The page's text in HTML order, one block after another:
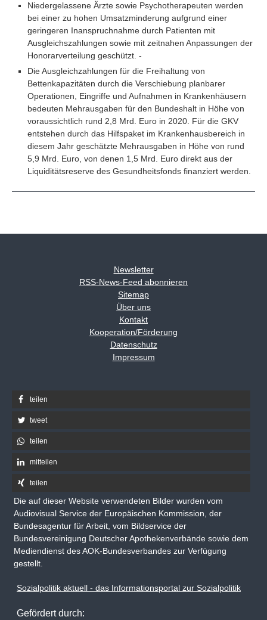
Niedergelassene Ärzte sowie Psychotherapeuten werden
bei einer zu hohen Umsatzminderung aufgrund einer
geringeren Inanspruchnahme durch Patienten mit
Ausgleichszahlungen sowie mit zeitnahen Anpassungen der
Honorarverteilung geschützt. -
Die Ausgleichzahlungen für die Freihaltung von
Bettenkapazitäten durch die Verschiebung planbarer
Operationen, Eingriffe und Aufnahmen in Krankenhäusern
bedeuten Mehrausgaben für den Bundeshalt in Höhe von
voraussichtlich rund 2,8 Mrd. Euro in 2020. Für die GKV
entstehen durch das Hilfspaket im Krankenhausbereich in
diesem Jahr geschätzte Mehrausgaben in Höhe von rund
5,9 Mrd. Euro, von denen 1,5 Mrd. Euro direkt aus der
Liquiditätsreserve des Gesundheitsfonds finanziert werden.
Newsletter
RSS-News-Feed abonnieren
Sitemap
Über uns
Kontakt
Kooperation/Förderung
Datenschutz
Impressum
teilen
tweet
teilen
mitteilen
teilen
Die auf dieser Website verwendeten Bilder wurden vom
Audiovisual Service der Europäischen Kommission, der
Bundesagentur für Arbeit, vom Bildservice der
Bundesvereinigung Deutscher Apothekenverbände sowie dem
Mediendienst des AOK-Bundesverbandes zur Verfügung
gestellt.
Sozialpolitik aktuell - das Informationsportal zur Sozialpolitik
Gefördert durch: